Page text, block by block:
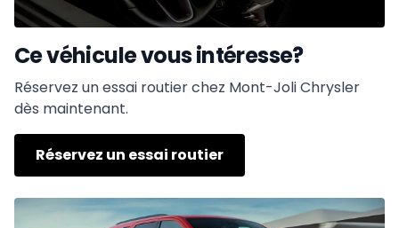
Ce véhicule vous intéresse?
Réservez un essai routier chez Mont-Joli Chrysler
dès maintenant.
Réservez un essai routier